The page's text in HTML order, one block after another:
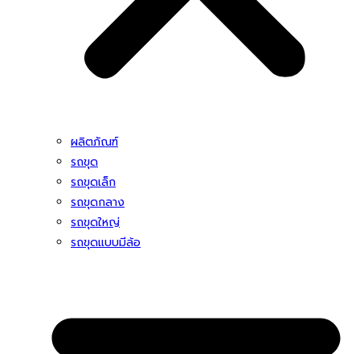
ผลิตภัณฑ์
รถขุด
รถขุดเล็ก
รถขุดกลาง
รถขุดใหญ่
รถขุดแบบมีล้อ